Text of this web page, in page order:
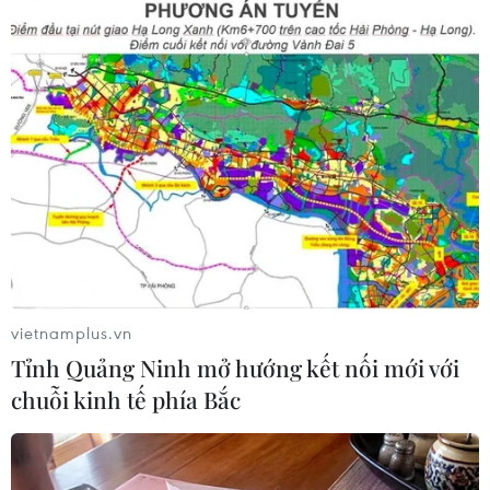
#Chứng khoán Mỹ
#Giao dịch chứng khoán
#Cắt giảm lãi suất
Mỹ
vietnamplus.vn
Tỉnh Quảng Ninh mở hướng kết nối mới với
chuỗi kinh tế phía Bắc